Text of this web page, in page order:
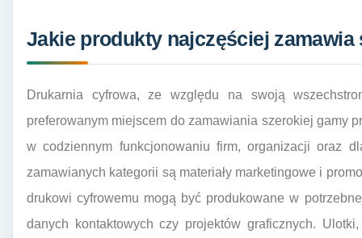
Jakie produkty najczęściej
Drukarnia cyfrowa, ze względu na swoją
preferowanym miejscem do zamawiania szerokiej gamy
w codziennym funkcjonowaniu firm, organizacji oraz
zamawianych kategorii są materiały marketingowe i
drukowi cyfrowemu mogą być produkowane w
danych kontaktowych czy projektów graficznych.